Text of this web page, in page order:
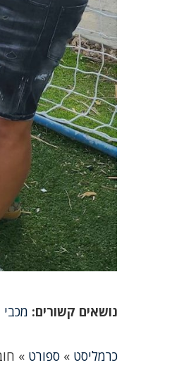
נושאים קשורים:
כרמליסט »ספורט »